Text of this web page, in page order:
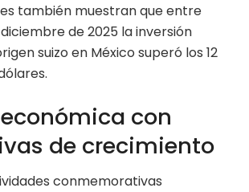
también muestran que entre
de 2025 la inversión
suizo en México superó los 12
con
de crecimiento
conmemorativas